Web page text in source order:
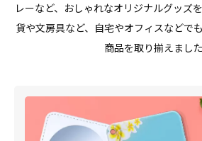
レーなど、おしゃれなオリジナルグッズ
貨や文房具など、自宅やオフィスなどで
商品を取り揃えました